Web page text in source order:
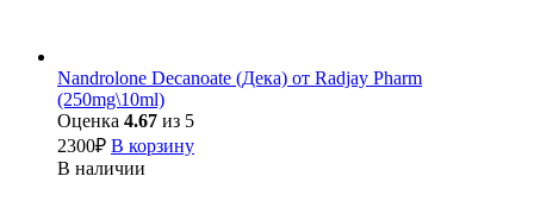
Nandrolone Decanoate (Дека) от Radjay Pharm
(250mg\10ml)
Оценка 4.67 из 5
2300₽ В корзину
В наличии